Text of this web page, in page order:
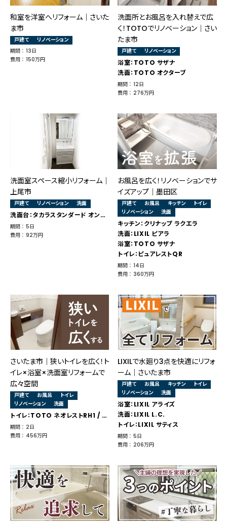
和室を洋室へリフォーム｜さいた
ま市
戸建て
リノベーション
期間 ： 13日
費用 ： 150万円
洗面所とお風呂を入れ替えで広
く！TOTOでリノベーション│さい
たま市
戸建て リノベーション
浴室：TOTO サザナ
洗面：TOTO オクターブ
期間 ： 12日
費用 ： 276万円
洗面室スペース縮小リフォーム｜
上尾市
戸建て リノベーション 洗面
洗面台：タカラスタンダード オンディーヌ
期間 ： 5日
費用 ： 92万円
お風呂を広く！リノベーションでサ
イズアップ｜墨田区
戸建て お風呂 キッチン
トイレ
リノベーション
洗面
キッチン：クリナップ ラクエラ
洗面：LIXIL ピアラ
浴室：TOTO サザナ
トイレ：ピュアレストQR
期間 ： 14日
費用 ： 360万円
さいたま市｜狭いトイレを広く！ト
イレ×浴室×洗面室リフォームで
広々空間
戸建て お風呂
トイレ
リノベーション
洗面
トイレ：TOTO ネオレストRH1 / 浴室：タカラスタンダード 伸びの美浴室 / 洗面：タカラスタンダード ファミーユ
期間 ： 2日
費用 ： 456万円
LIXILで水廻り3点を快適にリフォ
ーム｜さいたま市
戸建て お風呂 キッチン
トイレ
リノベーション
洗面
浴室：LIXIL アライズ
洗面：LIXIL L.C.
トイレ：LIXIL サティス
期間 ： 5日
費用 ： 206万円